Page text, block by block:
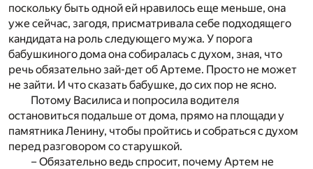
поскольку быть одной ей нравилось еще меньше, она
уже сейчас, загодя, присматривала себе подходящего
кандидата на роль следующего мужа. У порога
бабушкиного дома она собиралась с духом, зная, что
речь обязательно зай-дет об Артеме. Просто не может
не зайти. И что сказать бабушке, до сих пор не ясно.
Потому Василиса и попросила водителя
остановиться подальше от дома, прямо на площади у
памятника Ленину, чтобы пройтись и собраться с духом
перед разговором со старушкой.
– Обязательно ведь спросит, почему Артем не